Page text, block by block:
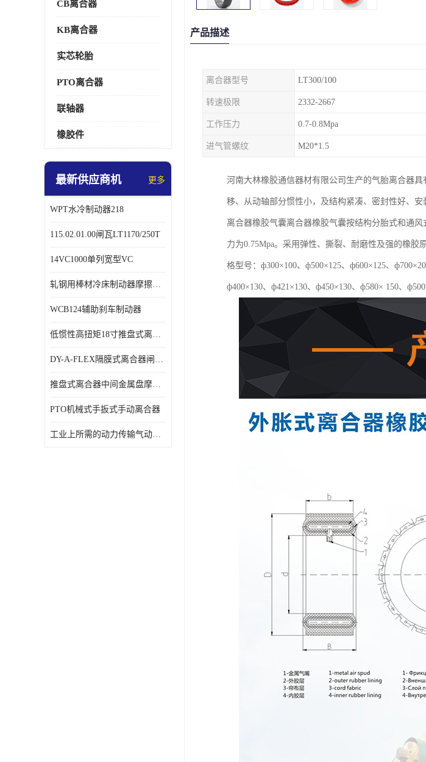
CB离合器
KB离合器
实芯轮胎
PTO离合器
联轴器
橡胶件
最新供应商机 更多
WPT水冷制动器218
115.02.01.00闸瓦LT1170/250T
14VC1000单列宽型VC
轧钢用棒材冷床制动器摩擦片218
WCB124辅助刹车制动器
低惯性高扭矩18寸推盘式离合器中心盘齿盘W18-11-101
DY-A-FLEX隔膜式离合器闸瓦总成7015125A
推盘式离合器中间金属盘摩擦盘18寸
PTO机械式手扳式手动离合器
工业上所需的动力传输气动离合器WCB424
产品描述
离合器型号 LT300/100
转速极限 2332-2667
工作压力 0.7-0.8Mpa
进气管螺纹 M20*1.5
河南大林橡胶通信器材有限公司生产的气胎离合器
移、从动轴部分惯性小，及结构紧凑、密封性好、安
离合器橡胶气囊离合器橡胶气囊按结构分胎式和通
力为0.75Mpa。采用弹性、撕裂、耐磨性及强的橡
格型号：ф300×100、ф500×125、ф600×125、
ф400×130、ф421×130、ф450×130、ф580× 150、